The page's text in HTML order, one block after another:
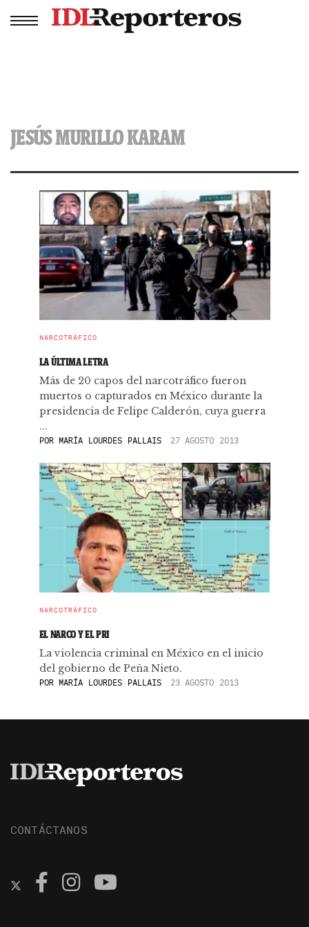
JESÚS MURILLO KARAM
NARCOTRÁFICO
LA ÚLTIMA LETRA
Más de 20 capos del narcotráfico fueron
muertos o capturados en México durante la
presidencia de Felipe Calderón, cuya guerra
...
PORMARÍA LOURDES PALLAIS 27 AGOSTO 2013
NARCOTRÁFICO
EL NARCO Y EL PRI
La violencia criminal en México en el inicio
del gobierno de Peña Nieto.
PORMARÍA LOURDES PALLAIS 23 AGOSTO 2013
CONTÁCTANOS